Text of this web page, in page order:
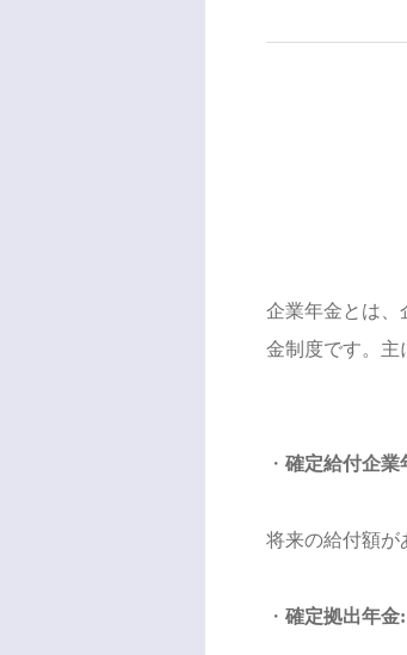
企業年金とは、
金制度です。主
・確定給付企業
将来の給付額が
・確定拠出年金: